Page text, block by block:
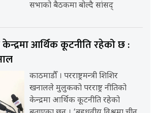
सभाको बैठकमा बोल्दै सांसद्
केन्द्रमा आर्थिक कूटनीति रहेको छ :
काठमाडौँ । परराष्ट्रमन्त्री शिशिर
खनालले मुलुकको परराष्ट्र नीतिको
केन्द्रमा आर्थिक कूटनीति रहेको